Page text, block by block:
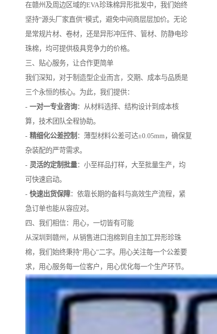
在赣州及周边区域的EVA珍珠棉异形批发中，我们始终
坚持“源头厂家直供”模式，避免中间商层层加价。无论
是常规片材、卷材，还是异形冲压件、管材、防静电珍
珠棉，均可提供极具竞争力的价格。
三、贴心服务，让合作更简单
我们深知，对于制造型企业而言，交期、成本与品质是
三个永恒的核心。为此，我们提供：
- 一对一专业咨询：从材料选择、结构设计到成本核
算，技术团队全程协助。
- 精细化公差控制 ：薄型材料公差可达±0.05mm，确保复
杂装配的严苛需求。
- 灵活的定制批量：小至样品打样，大至批量生产，均
可快速启动。
- 快速出货保障：依靠长期的备料与高效生产流程，紧
急订单也能从容应对。
四、我们相信：用心，一切皆有可能
从深圳到赣州，从销售进口泡棉到自主加工异形珍珠
棉，我们始终秉持“用心”二字。用心关注每一个公差要
求，用心服务每一位客户，用心优化每一个生产环节。